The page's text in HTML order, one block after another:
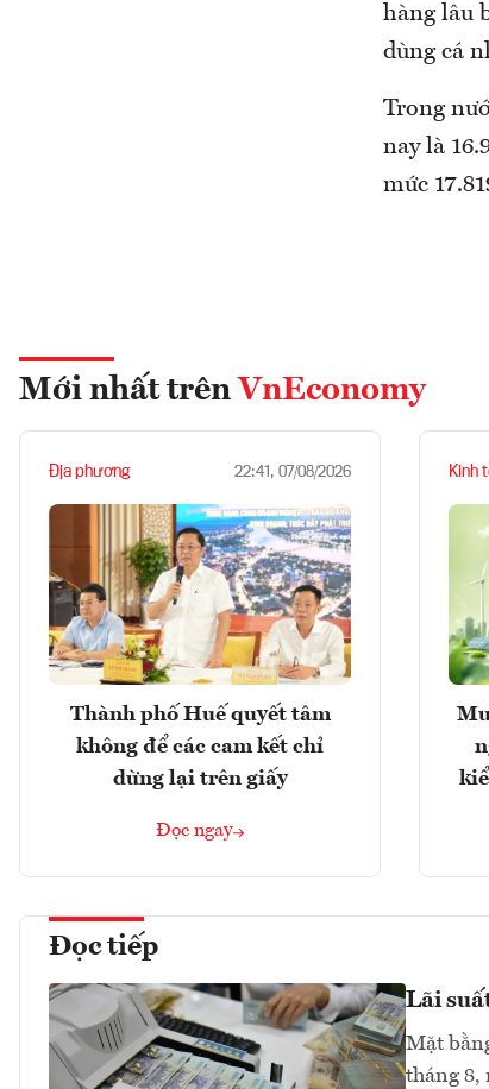
hàng lâu
dùng cá
Trong
nay là
mức
Mới nhất trên VnEconomy
Địa phương 22:41, 07/08/2026
Thành phố Huế quyết tâm
không để các cam kết chỉ
dừng lại trên giấy
Đọc ngay
Kinh
Đọc tiếp
Lãi
Mặt
tháng 8,